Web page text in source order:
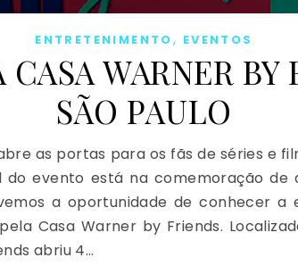
ENTRETENIMENTO, EVENTOS
WARNER BY
SÃO PAULO
as portas para os fãs de séries e
evento está na comemoração de
a oportunidade de conhecer a
Casa Warner by Friends.
abriu 4…